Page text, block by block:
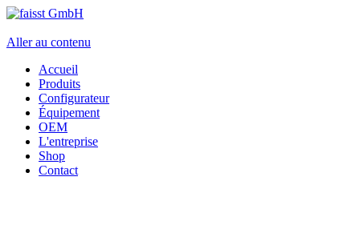
Aller au contenu
Accueil
Produits
Configurateur
Équipement
OEM
L'entreprise
Shop
Contact